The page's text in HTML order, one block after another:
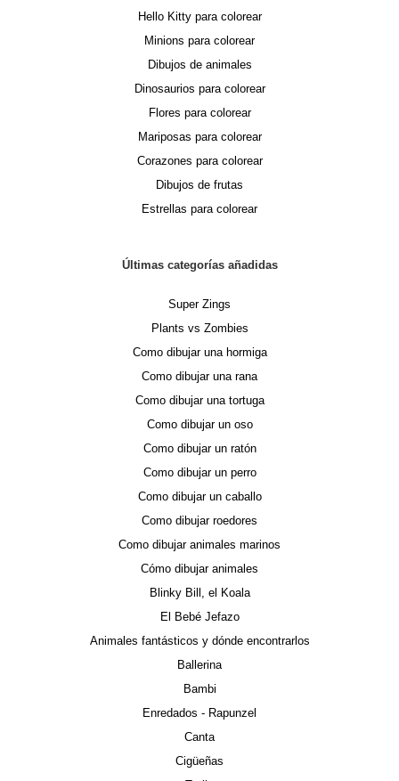
Hello Kitty para colorear
Minions para colorear
Dibujos de animales
Dinosaurios para colorear
Flores para colorear
Mariposas para colorear
Corazones para colorear
Dibujos de frutas
Estrellas para colorear
Últimas categorías añadidas
Super Zings
Plants vs Zombies
Como dibujar una hormiga
Como dibujar una rana
Como dibujar una tortuga
Como dibujar un oso
Como dibujar un ratón
Como dibujar un perro
Como dibujar un caballo
Como dibujar roedores
Como dibujar animales marinos
Cómo dibujar animales
Blinky Bill, el Koala
El Bebé Jefazo
Animales fantásticos y dónde encontrarlos
Ballerina
Bambi
Enredados - Rapunzel
Canta
Cigüeñas